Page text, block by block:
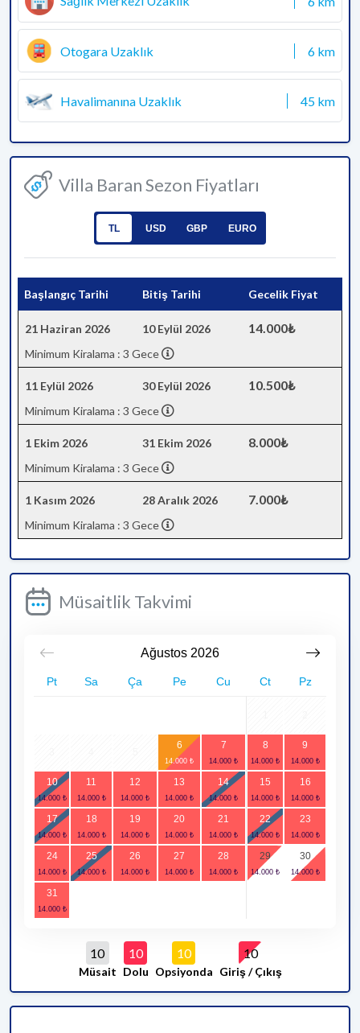
Otogara Uzaklık 6 km
Havalimanına Uzaklık 45 km
Villa Baran Sezon Fiyatları
TL USD GBP EURO
Başlangıç Tarihi Bitiş Tarihi Gecelik Fiyat
21 Haziran 2026 10 Eylül 2026 14.000₺
Minimum Kiralama : 3 Gece
11 Eylül 2026 30 Eylül 2026 10.500₺
Minimum Kiralama : 3 Gece
1 Ekim 2026 31 Ekim 2026 8.000₺
Minimum Kiralama : 3 Gece
1 Kasım 2026 28 Aralık 2026 7.000₺
Minimum Kiralama : 3 Gece
Müsaitlik Takvimi
Ağustos 2026
Pt Sa Ça Pe Cu Ct Pz
6 7 8 9
10 11 12 13 14 15 16
17 18 19 20 21 22 23
24 25 26 27 28 29 30
31
10
Müsait
10
Dolu
10
Opsiyonda
10
Giriş / Çıkış